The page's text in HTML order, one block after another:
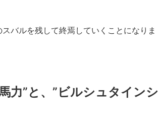
バルを残して終焉していくことになりま
力”と、”ビルシュタインシ